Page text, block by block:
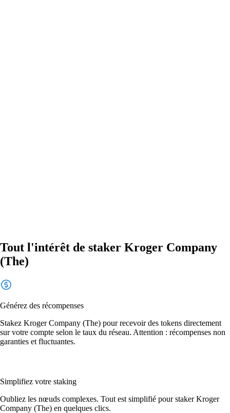
Tout l'intérêt de staker Kroger Company
(The)
Générez des récompenses
Stakez Kroger Company (The) pour recevoir des tokens directement
sur votre compte selon le taux du réseau. Attention : récompenses non
garanties et fluctuantes.
Simplifiez votre staking
Oubliez les nœuds complexes. Tout est simplifié pour staker Kroger
Company (The) en quelques clics.